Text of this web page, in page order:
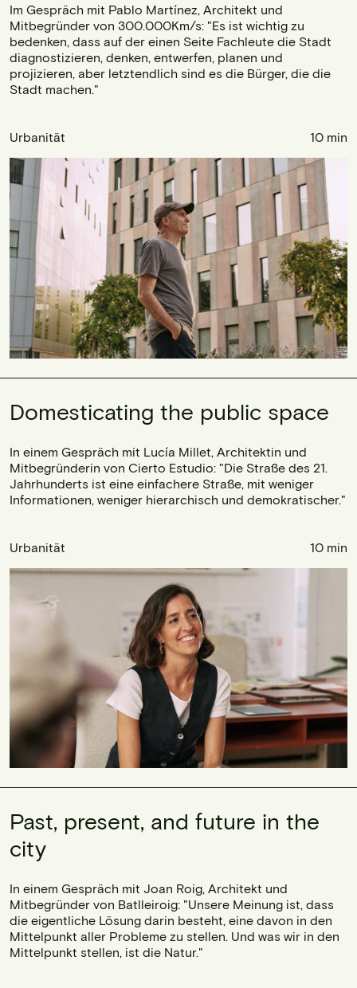
Im Gespräch mit Pablo Martínez, Architekt und
Mitbegründer von 300.000Km/s: "Es ist wichtig zu
bedenken, dass auf der einen Seite Fachleute die Stadt
diagnostizieren, denken, entwerfen, planen und
projizieren, aber letztendlich sind es die Bürger, die die
Stadt machen."
Urbanität 10 min
Domesticating the public space
In einem Gespräch mit Lucía Millet, Architektin und
Mitbegründerin von Cierto Estudio: "Die Straße des 21.
Jahrhunderts ist eine einfachere Straße, mit weniger
Informationen, weniger hierarchisch und demokratischer."
Urbanität 10 min
Past, present, and future in the
city
In einem Gespräch mit Joan Roig, Architekt und
Mitbegründer von Batlleiroig: "Unsere Meinung ist, dass
die eigentliche Lösung darin besteht, eine davon in den
Mittelpunkt aller Probleme zu stellen. Und was wir in den
Mittelpunkt stellen, ist die Natur."